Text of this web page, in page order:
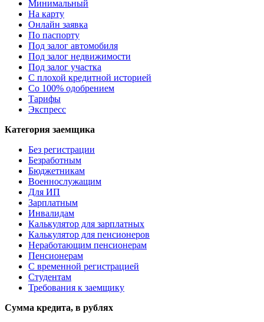
Минимальный
На карту
Онлайн заявка
По паспорту
Под залог автомобиля
Под залог недвижимости
Под залог участка
С плохой кредитной историей
Со 100% одобрением
Тарифы
Экспресс
Категория заемщика
Без регистрации
Безработным
Бюджетникам
Военнослужащим
Для ИП
Зарплатным
Инвалидам
Калькулятор для зарплатных
Калькулятор для пенсионеров
Неработающим пенсионерам
Пенсионерам
С временной регистрацией
Студентам
Требования к заемщику
Сумма кредита, в рублях